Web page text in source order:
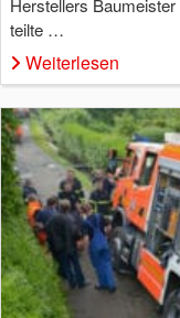
Herstellers
teilte …
Weiterlesen